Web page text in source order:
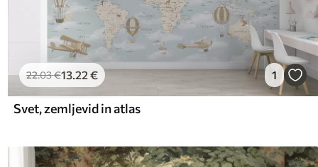
22.03€13.22 € 1
Svet, zemljevid in atlas